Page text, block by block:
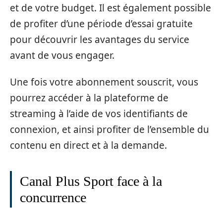
et de votre budget. Il est également possible
de profiter d’une période d’essai gratuite
pour découvrir les avantages du service
avant de vous engager.
Une fois votre abonnement souscrit, vous
pourrez accéder à la plateforme de
streaming à l’aide de vos identifiants de
connexion, et ainsi profiter de l’ensemble du
contenu en direct et à la demande.
Canal Plus Sport face à la
concurrence